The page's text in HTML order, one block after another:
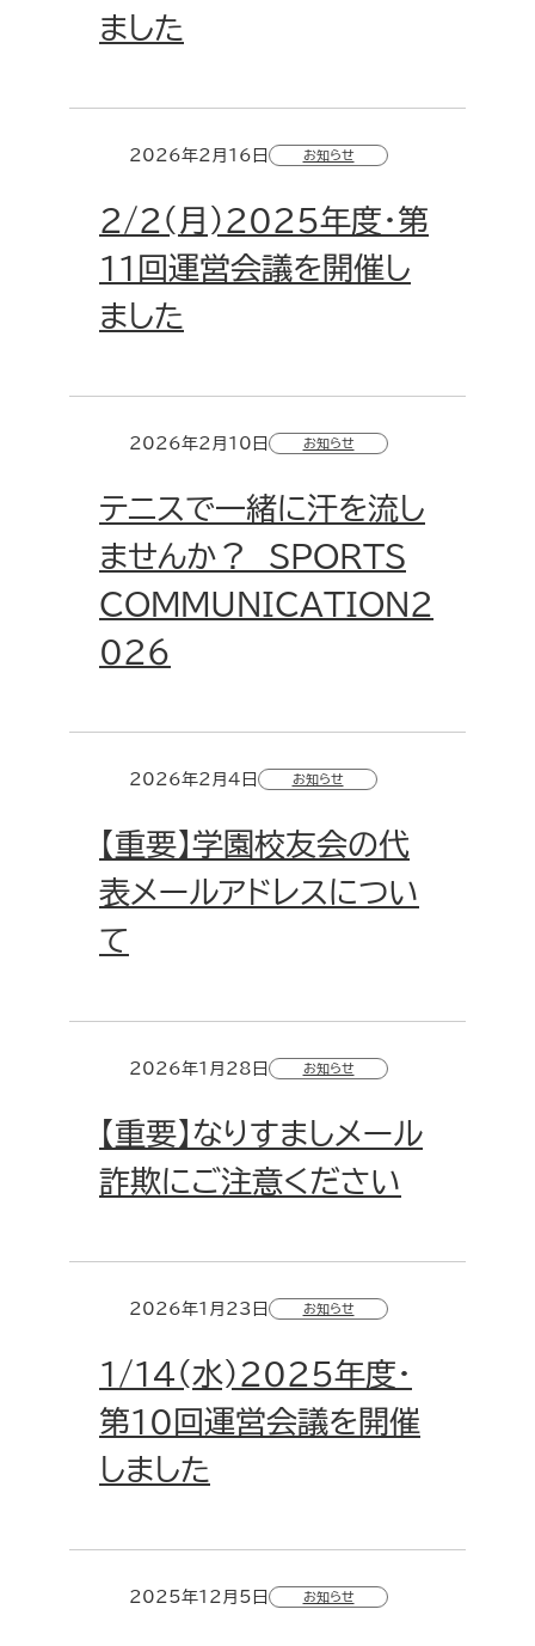
ました
2026年2月16日 お知らせ
2/2(月)2025年度・第
11回運営会議を開催し
ました
2026年2月10日 お知らせ
テニスで一緒に汗を流し
ませんか？ SPORTS
COMMUNICATION2
026
2026年2月4日 お知らせ
【重要】学園校友会の代
表メールアドレスについ
て
2026年1月28日 お知らせ
【重要】なりすましメール
詐欺にご注意ください
2026年1月23日 お知らせ
1/14(水)2025年度・
第10回運営会議を開催
しました
2025年12月5日 お知らせ